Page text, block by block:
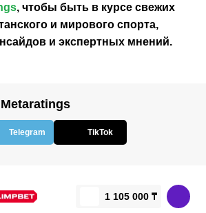
, чтобы быть в курсе свежих
и мирового спорта,
и экспертных мнений.
Telegram TikTok
1 105 000 ₸